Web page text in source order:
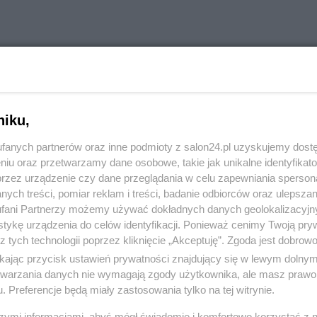
7 Obserwuj notkę
partnerów oraz inne podmioty z salon24.pl uzyskujemy
oraz przetwarzamy dane osobowe, takie jak unikalne
urządzenie czy dane przeglądania w celu zapewniania
treści, pomiar reklam i treści, badanie odbiorców oraz
Partnerzy możemy używać dokładnych danych
urządzenia do celów identyfikacji. Ponieważ cenimy Twoją
tych technologii poprzez kliknięcie „Akceptuję”. Zgoda jest
przycisk ustawień prywatności znajdujący się w lewym
danych nie wymagają zgody użytkownika, ale masz
Preferencje będą miały zastosowania tylko na tej witrynie.